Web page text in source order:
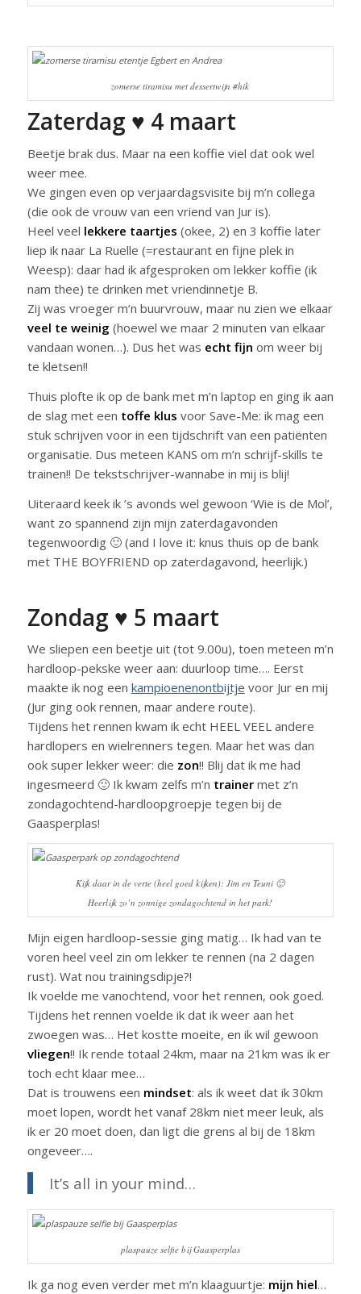
zomerse tiramisu met dessertwijn #hik
Zaterdag ♥ 4 maart
Beetje brak dus. Maar na een koffie viel dat ook wel
weer mee.
We gingen even op verjaardagsvisite bij m’n collega
(die ook de vrouw van een vriend van Jur is).
Heel veel lekkere taartjes (okee, 2) en 3 koffie later
liep ik naar La Ruelle (=restaurant en fijne plek in
Weesp): daar had ik afgesproken om lekker koffie (ik
nam thee) te drinken met vriendinnetje B.
Zij was vroeger m’n buurvrouw, maar nu zien we elkaar
veel te weinig (hoewel we maar 2 minuten van elkaar
vandaan wonen…). Dus het was echt fijn om weer bij
te kletsen!!
Thuis plofte ik op de bank met m’n laptop en ging ik aan
de slag met een toffe klus voor Save-Me: ik mag een
stuk schrijven voor in een tijdschrift van een patiënten
organisatie. Dus meteen KANS om m’n schrijf-skills te
trainen!! De tekstschrijver-wannabe in mij is blij!
Uiteraard keek ik ’s avonds wel gewoon ‘Wie is de Mol’,
want zo spannend zijn mijn zaterdagavonden
tegenwoordig 🙂 (and I love it: knus thuis op de bank
met THE BOYFRIEND op zaterdagavond, heerlijk.)
Zondag ♥ 5 maart
We sliepen een beetje uit (tot 9.00u), toen meteen m’n
hardloop-pekske weer aan: duurloop time…. Eerst
maakte ik nog een kampioenenontbijtje voor Jur en mij
(Jur ging ook rennen, maar andere route).
Tijdens het rennen kwam ik echt HEEL VEEL andere
hardlopers en wielrenners tegen. Maar het was dan
ook super lekker weer: die zon!! Blij dat ik me had
ingesmeerd 🙂 Ik kwam zelfs m’n trainermet z’n
zondagochtend-hardloopgroepje tegen bij de
Gaasperplas!
Kijk daar in de verte (heel goed kijken): Jim en Teuni 🙂
Heerlijk zo’n zonnige zondagochtend in het park!
Mijn eigen hardloop-sessie ging matig… Ik had van te
voren heel veel zin om lekker te rennen (na 2 dagen
rust). Wat nou trainingsdipje?!
Ik voelde me vanochtend, voor het rennen, ook goed.
Tijdens het rennen voelde ik dat ik weer aan het
zwoegen was… Het kostte moeite, en ik wil gewoon
vliegen!! Ik rende totaal 24km, maar na 21km was ik er
toch echt klaar mee…
Dat is trouwens een mindset: als ik weet dat ik 30km
moet lopen, wordt het vanaf 28km niet meer leuk, als
ik er 20 moet doen, dan ligt die grens al bij de 18km
ongeveer….
It’s all in your mind…
plaspauze selfie bij Gaasperplas
Ik ga nog even verder met m’n klaaguurtje: mijn hiel…